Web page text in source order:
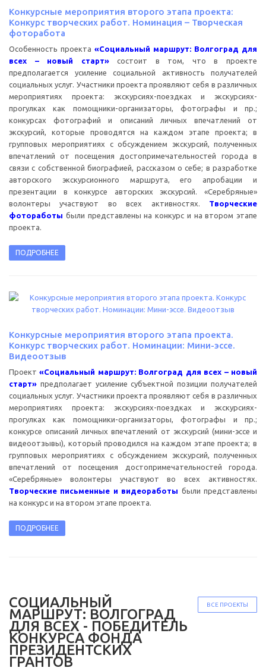
Конкурсные мероприятия второго этапа проекта:
Конкурс творческих работ. Номинация – Творческая
фоторабота
Особенность проекта «Социальный маршрут: Волгоград для
всех – новый старт»состоит в том, что в проекте
предполагается усиление социальной активность получателей
социальных услуг. Участники проекта проявляют себя в различных
мероприятиях проекта: экскурсиях-поездках и экскурсиях-
прогулках как помощники-организаторы, фотографы и пр.;
конкурсах фотографий и описаний личных впечатлений от
экскурсий, которые проводятся на каждом этапе проекта; в
групповых мероприятиях с обсуждением экскурсий, полученных
впечатлений от посещения достопримечательностей города в
связи с собственной биографией, рассказом о себе; в разработке
авторского экскурсионного маршрута, его апробации и
презентации в конкурсе авторских экскурсий. «Серебряные»
волонтеры участвуют во всех активностях. Творческие
фотоработы были представлены на конкурс и на втором этапе
проекта.
ПОДРОБНЕЕ
Конкурсные мероприятия второго этапа проекта.
Конкурс творческих работ. Номинации: Мини-эссе.
Видеоотзыв
Проект«Социальный маршрут: Волгоград для всех – новый
старт» предполагает усиление субъектной позиции получателей
социальных услуг. Участники проекта проявляют себя в различных
мероприятиях проекта: экскурсиях-поездках и экскурсиях-
прогулках как помощники-организаторы, фотографы и пр.;
конкурсе описаний личных впечатлений от экскурсий (мини-эссе и
видеоотзывы), который проводился на каждом этапе проекта; в
групповых мероприятиях с обсуждением экскурсий, полученных
впечатлений от посещения достопримечательностей города.
«Серебряные» волонтеры участвуют во всех активностях.
Творческие письменные и видеоработы были представлены
на конкурс и на втором этапе проекта.
ПОДРОБНЕЕ
ВСЕ ПРОЕКТЫ
СОЦИАЛЬНЫЙ
МАРШРУТ: ВОЛГОГРАД
ДЛЯ ВСЕХ - ПОБЕДИТЕЛЬ
КОНКУРСА ФОНДА
ПРЕЗИДЕНТСКИХ
ГРАНТОВ